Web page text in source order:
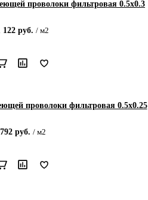
проволоки фильтровая 0.5х0.3
122 руб. / м2
проволоки фильтровая 0.5х0.25
792руб. / м2